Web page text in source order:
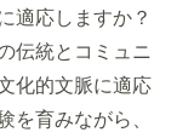
適応しますか？
伝統とコミュニ
化的文脈に適応
育みながら、